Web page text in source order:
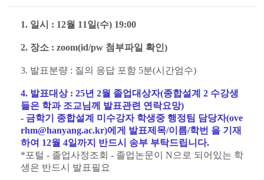
1. 일시 : 12월 11일(수) 19:00
2. 장소 : zoom(id/pw 첨부파일 확인)
3. 발표분량 : 질의 응답 포함 5분(시간엄수)
4. 발표대상 : 25년 2월 졸업대상자(종합설계 2 수강생
들은 학과 조교님께 발표관련 연락요망)
- 금학기 종합설계 미수강자 학생중 행정팀 담당자(ove
rhm@hanyang.ac.kr)에게 발표제목/이름/학번 을 기재
하여 12월 4일까지 반드시 송부 부탁드립니다.
*포털 - 졸업사정조회 - 졸업논문이 N으로 되어있는 학
생은 반드시 발표필요